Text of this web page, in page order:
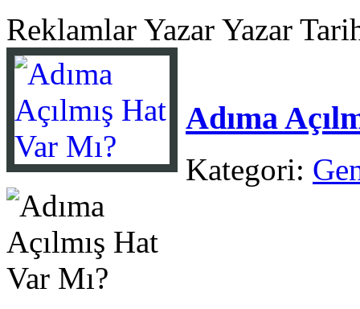
Reklamlar Yazar Yazar
Adıma
Kategori: